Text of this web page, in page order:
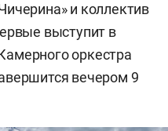
и коллектив
выступит в
оркестра
вечером 9